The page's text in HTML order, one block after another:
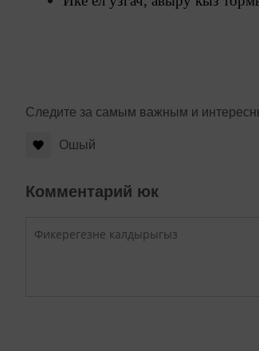
Следите за самым важным и
Ошый
Комментарий юк